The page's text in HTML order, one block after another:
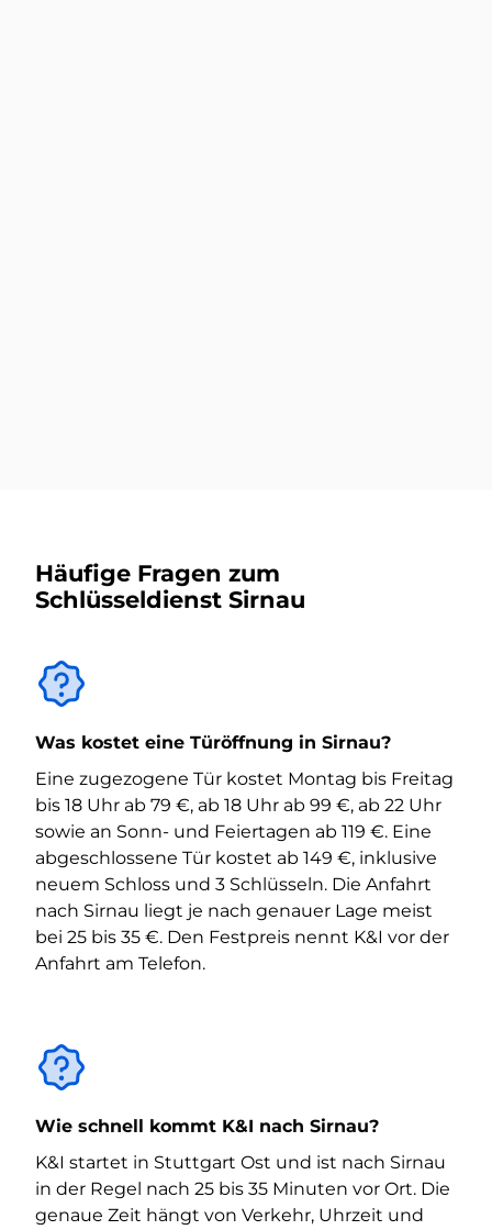
Häufige Fragen zum
Schlüsseldienst Sirnau
Was kostet eine Türöffnung in Sirnau?
Eine zugezogene Tür kostet Montag bis Freitag
bis 18 Uhr ab 79 €, ab 18 Uhr ab 99 €, ab 22 Uhr
sowie an Sonn- und Feiertagen ab 119 €. Eine
abgeschlossene Tür kostet ab 149 €, inklusive
neuem Schloss und 3 Schlüsseln. Die Anfahrt
nach Sirnau liegt je nach genauer Lage meist
bei 25 bis 35 €. Den Festpreis nennt K&I vor der
Anfahrt am Telefon.
Wie schnell kommt K&I nach Sirnau?
K&I startet in Stuttgart Ost und ist nach Sirnau
in der Regel nach 25 bis 35 Minuten vor Ort. Die
genaue Zeit hängt von Verkehr, Uhrzeit und